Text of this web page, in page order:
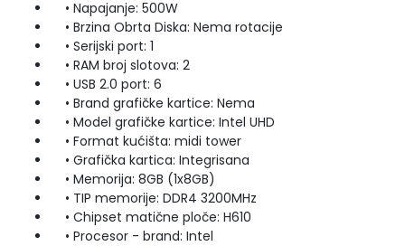
• Napajanje: 500W
• Brzina Obrta Diska: Nema rotacije
• Serijski port: 1
• RAM broj slotova: 2
• USB 2.0 port: 6
• Brand grafičke kartice: Nema
• Model grafičke kartice: Intel UHD
• Format kućišta: midi tower
• Grafička kartica: Integrisana
• Memorija: 8GB (1x8GB)
• TIP memorije: DDR4 3200MHz
• Chipset matične ploče: H610
• Procesor - brand: Intel